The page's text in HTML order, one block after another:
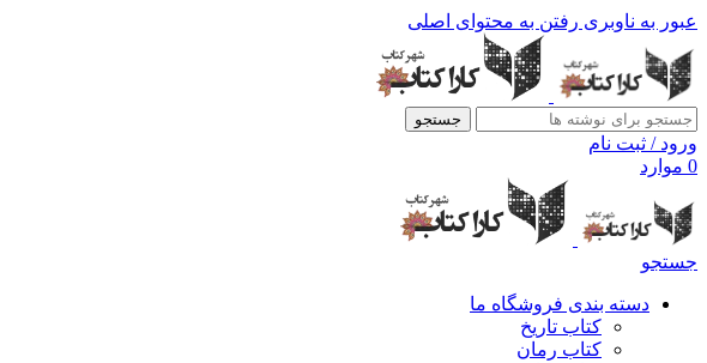
عبور به ناوبری رفتن به محتوای اصلی
جستجو
ورود / ثبت نام
0 موارد
جستجو
دسته بندی فروشگاه ما
کتاب تاریخ
کتاب رمان